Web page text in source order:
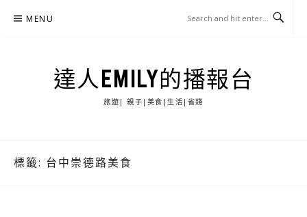
MENU
達人EMILY的播報台
旅遊| 親子|美食|生活|省錢
標籤: 台中崇德路美食